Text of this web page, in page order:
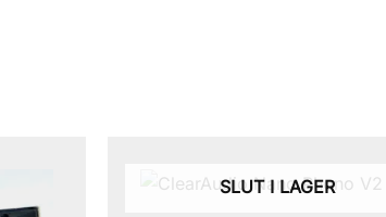
SLUT I LAGER